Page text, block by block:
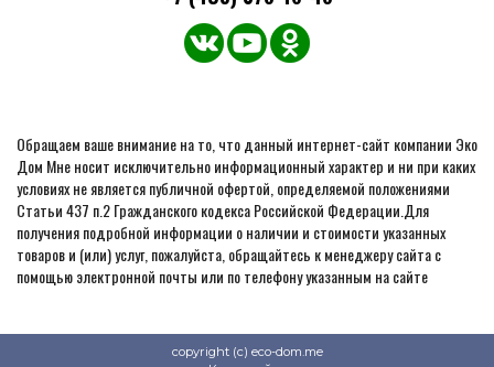
Обращаем ваше внимание на то, что данный интернет-сайт компании Эко
Дом Мне носит исключительно информационный характер и ни при каких
условиях не является публичной офертой, определяемой положениями
Статьи 437 п.2 Гражданского кодекса Российской Федерации.Для
получения подробной информации о наличии и стоимости указанных
товаров и (или) услуг, пожалуйста, обращайтесь к менеджеру сайта с
помощью электронной почты или по телефону указанным на сайте
copyright (c) eco-dom.me